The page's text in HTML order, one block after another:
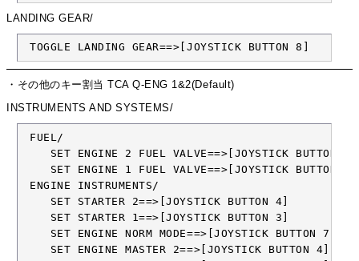
LANDING GEAR/
TOGGLE LANDING GEAR==>[JOYSTICK BUTTON 8]
・その他のキー割当 TCA Q-ENG 1&2(Default)
INSTRUMENTS AND SYSTEMS/
FUEL/
    SET ENGINE 2 FUEL VALVE==>[JOYSTICK BUTTON 4]
    SET ENGINE 1 FUEL VALVE==>[JOYSTICK BUTTON 3]
ENGINE INSTRUMENTS/
    SET STARTER 2==>[JOYSTICK BUTTON 4]
    SET STARTER 1==>[JOYSTICK BUTTON 3]
SET ENGINE NORM MODE==>[JOYSTICK BUTTON
    SET ENGINE MASTER 2==>[JOYSTICK BUTTON 4]